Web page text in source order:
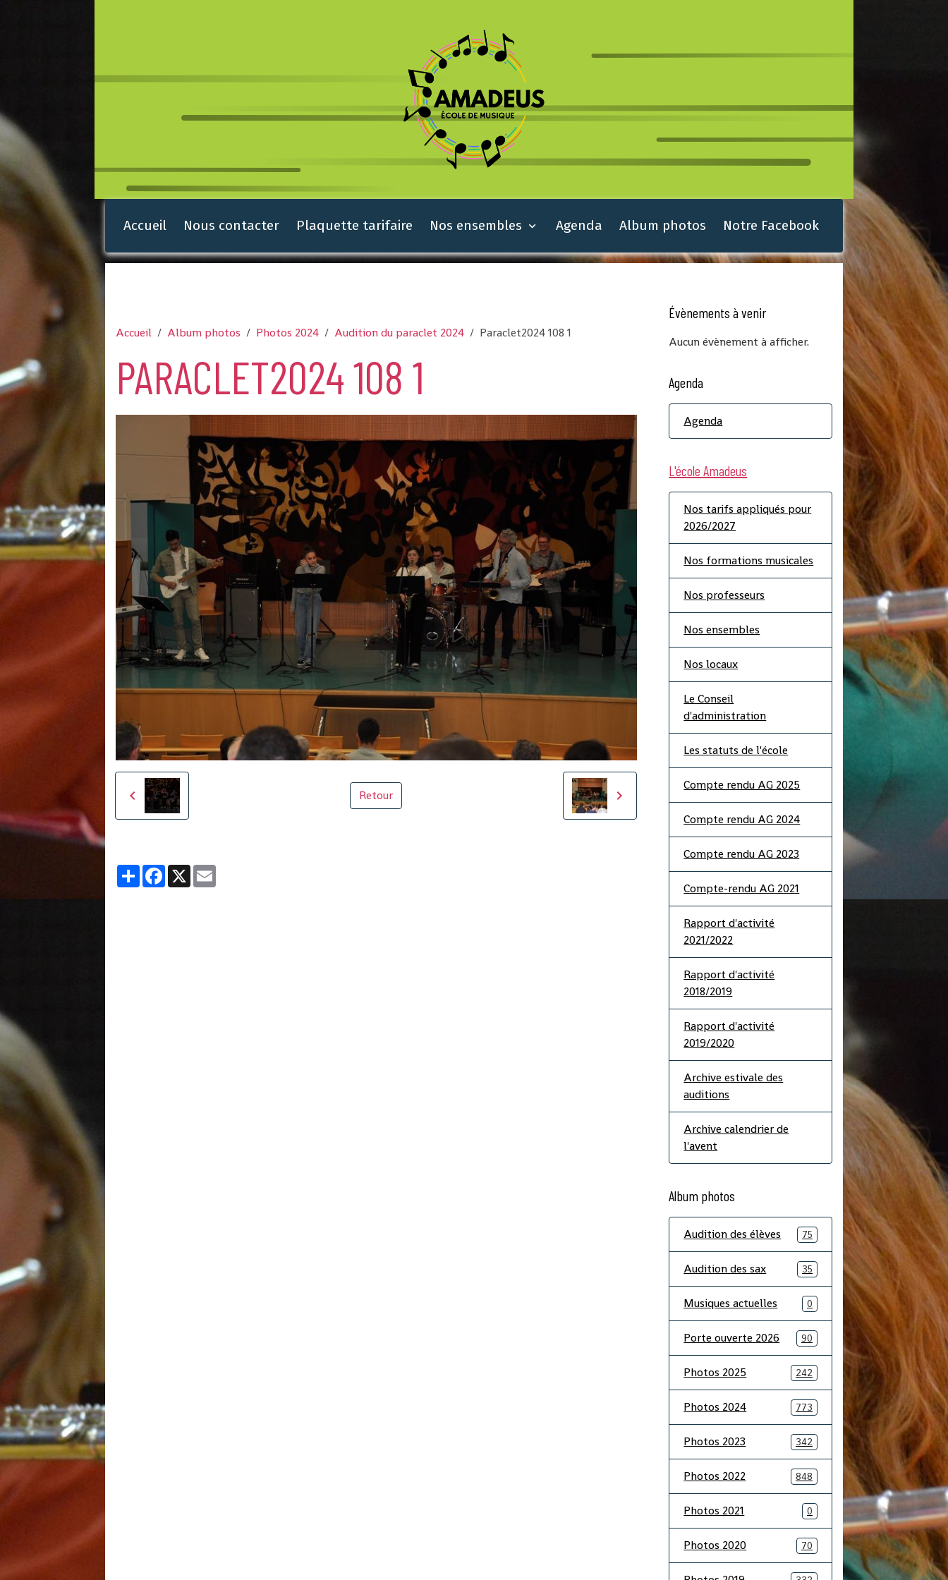
Accueil Nous contacter Plaquette tarifaire Nos ensembles Agenda Album photos Notre Facebook
Accueil Album photos Photos 2024 Audition du paraclet 2024 Paraclet2024 108 1
PARACLET2024 108 1
Retour
PartagerFacebook
X
Évènements à venir
Aucun évènement à afficher.
Agenda
Agenda
L'école Amadeus
Nos tarifs appliqués pour
2026/2027
Nos formations musicales
Nos professeurs
Nos ensembles
Nos locaux
Le Conseil
d'administration
Les statuts de l'école
Compte rendu AG 2025
Compte rendu AG 2024
Compte rendu AG 2023
Compte-rendu AG 2021
Rapport d'activité
2021/2022
Rapport d'activité
2018/2019
Rapport d'activité
2019/2020
Archive estivale des
auditions
Archive calendrier de
l'avent
Album photos
Audition des élèves 75
Audition des sax 35
Musiques actuelles 0
Porte ouverte 2026 90
Photos 2025 242
Photos 2024 773
Photos 2023 342
Photos 2022 848
Photos 2021 0
Photos 2020 70